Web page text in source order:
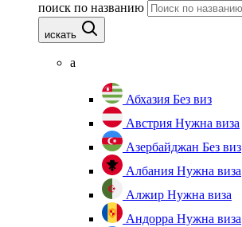
поиск по названию
искать
а
Абхазия Без виз
Австрия Нужна виза
Азербайджан Без виз
Албания Нужна виза
Алжир Нужна виза
Андорра Нужна виза